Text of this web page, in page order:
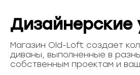
Дизайнерские
Магазин Old-Loft создает
диваны, выполненные в
собственным проектам и